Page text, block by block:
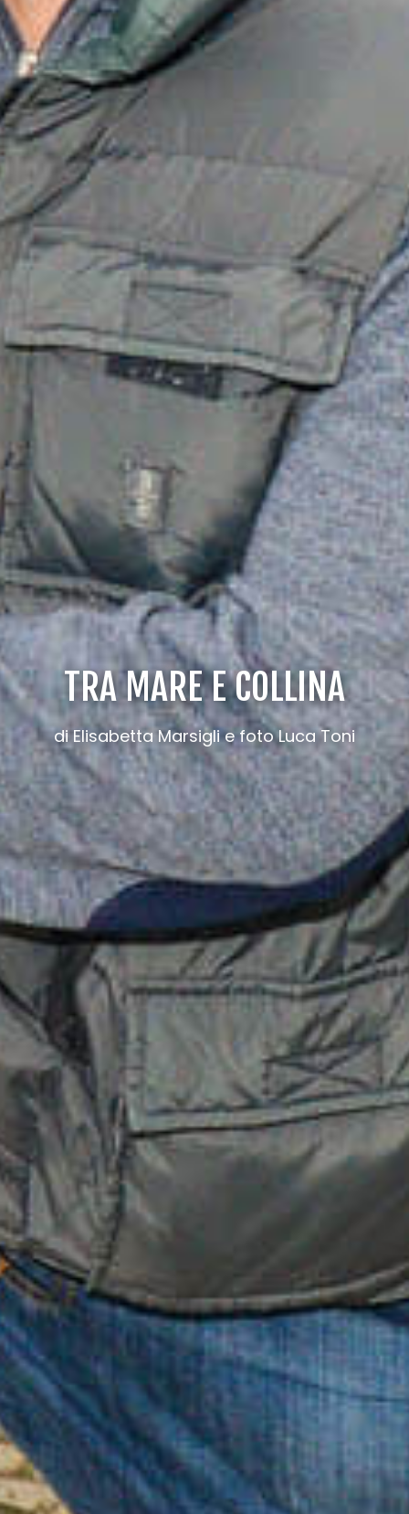
TRA MARE E COLLINA
di Elisabetta Marsigli e foto Luca Toni